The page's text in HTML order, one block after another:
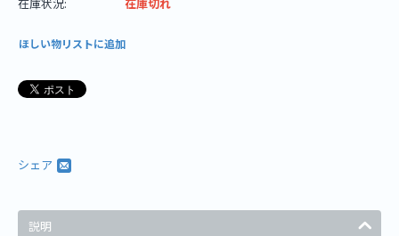
ほしい物リストに追加
シェア
説明